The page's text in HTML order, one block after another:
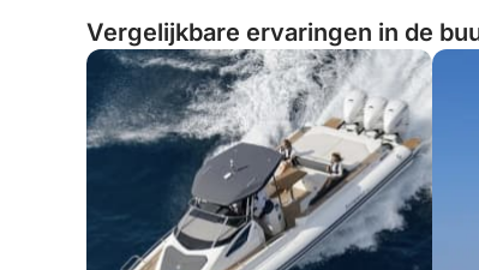
Vergelijkbare ervaringen in de